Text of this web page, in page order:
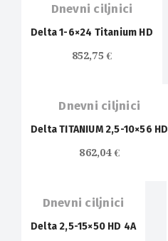
Dnevni ciljnici
Delta 1-6×24 Titanium HD
852,75€
Dnevni ciljnici
Delta TITANIUM 2,5-10×56 HD
862,04€
Dnevni ciljnici
Delta 2,5-15×50 HD 4A